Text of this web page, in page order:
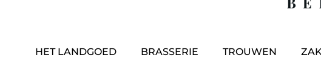
HET LANDGOED BRASSERIE TROUWEN